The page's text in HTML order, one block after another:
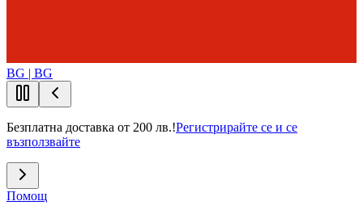
BG | BG
Безплатна доставка от 200 лв.!Регистрирайте се и се
възползвайте
Помощ